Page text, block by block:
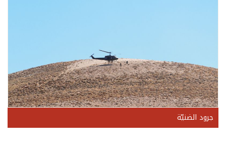
جرود الضنيّة